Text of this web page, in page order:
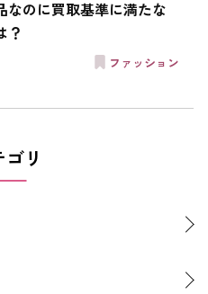
なのに買取基準に満たな
？
ファッション
ゴリ